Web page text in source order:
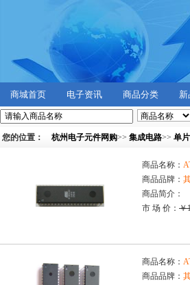
商城首页 电子资讯 商品分类
您的位置： 杭州电子元件网购>> 集成电路>> 单
商品名称：
商品品牌：
商品简介：
市 场 价： ￥
商品名称：
商品品牌：